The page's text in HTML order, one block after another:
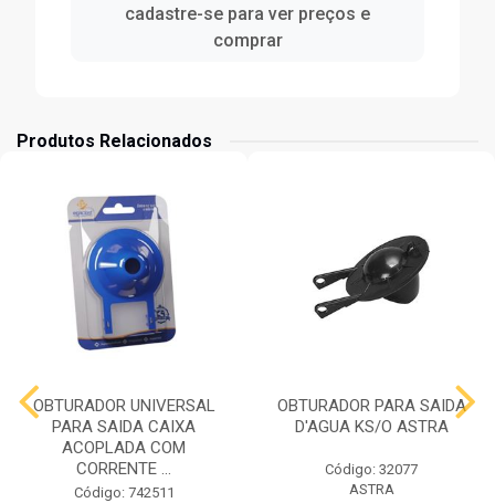
cadastre-se para ver preços e
comprar
Produtos Relacionados
OBTURADOR UNIVERSAL
PARA SAIDA CAIXA
ACOPLADA COM
CORRENTE ...
Código: 742511
OBTURADOR PARA SAIDA
D'AGUA KS/O ASTRA
Código: 32077
ASTRA